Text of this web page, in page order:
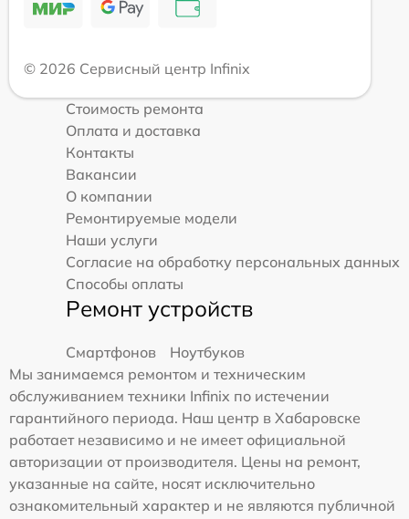
© 2026 Сервисный центр Infinix
Стоимость ремонта
Оплата и доставка
Контакты
Вакансии
О компании
Ремонтируемые модели
Наши услуги
Согласие на обработку персональных данных
Способы оплаты
Ремонт устройств
Смартфонов
Ноутбуков
Мы занимаемся ремонтом и техническим
обслуживанием техники Infinix по истечении
гарантийного периода. Наш центр в Хабаровске
работает независимо и не имеет официальной
авторизации от производителя. Цены на ремонт,
указанные на сайте, носят исключительно
ознакомительный характер и не являются публичной